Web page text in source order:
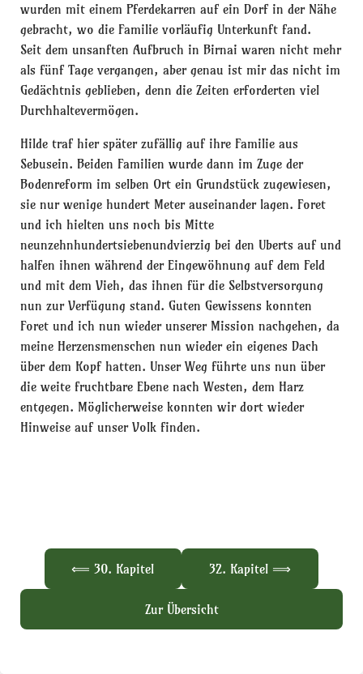
wurden mit einem Pferdekarren auf ein Dorf in der Nähe
gebracht, wo die Familie vorläufig Unterkunft fand.
Seit dem unsanften Aufbruch in Birnai waren nicht mehr
als fünf Tage vergangen, aber genau ist mir das nicht im
Gedächtnis geblieben, denn die Zeiten erforderten viel
Durchhaltevermögen.
Hilde traf hier später zufällig auf ihre Familie aus
Sebusein. Beiden Familien wurde dann im Zuge der
Bodenreform im selben Ort ein Grundstück zugewiesen,
sie nur wenige hundert Meter auseinander lagen. Foret
und ich hielten uns noch bis Mitte
neunzehnhundertsiebenundvierzig bei den Uberts auf und
halfen ihnen während der Eingewöhnung auf dem Feld
und mit dem Vieh, das ihnen für die Selbstversorgung
nun zur Verfügung stand. Guten Gewissens konnten
Foret und ich nun wieder unserer Mission nachgehen, da
meine Herzensmenschen nun wieder ein eigenes Dach
über dem Kopf hatten. Unser Weg führte uns nun über
die weite fruchtbare Ebene nach Westen, dem Harz
entgegen. Möglicherweise konnten wir dort wieder
Hinweise auf unser Volk finden.
⟸ 30. Kapitel
Zur Übersicht
32. Kapitel ⟹